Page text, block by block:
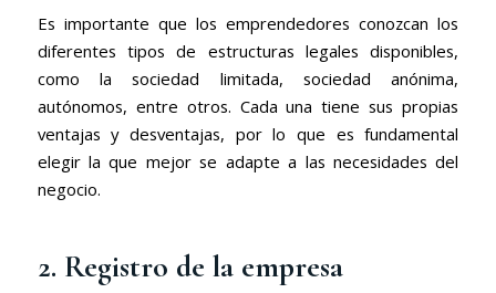
Es importante que los emprendedores conozcan los
diferentes tipos de estructuras legales disponibles,
como la sociedad limitada, sociedad anónima,
autónomos, entre otros. Cada una tiene sus propias
ventajas y desventajas, por lo que es fundamental
elegir la que mejor se adapte a las necesidades del
negocio.
2. Registro de la empresa